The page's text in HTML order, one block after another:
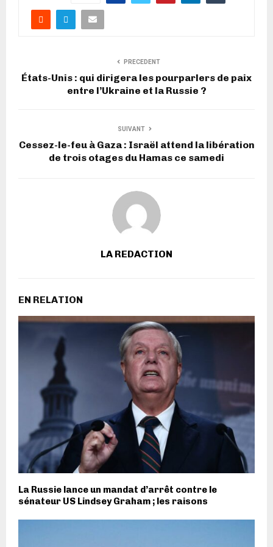
PRECEDENT
États-Unis : qui dirigera les pourparlers de paix
entre l’Ukraine et la Russie ?
SUIVANT
Cessez-le-feu à Gaza : Israël attend la libération
de trois otages du Hamas ce samedi
LA REDACTION
EN RELATION
La Russie lance un mandat d’arrêt contre le
sénateur US Lindsey Graham ; les raisons